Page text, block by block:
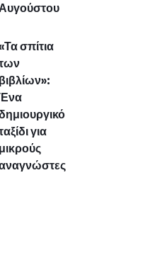
σπίτια
βιβλίων»:
για
μικρούς